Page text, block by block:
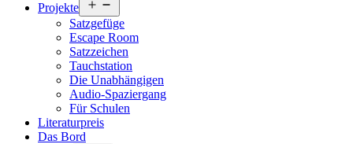
Projekte
öffnen
Satzgefüge
Escape Room
Satzzeichen
Tauchstation
Die Unabhängigen
Audio-Spaziergang
Für Schulen
Literaturpreis
Das Bord